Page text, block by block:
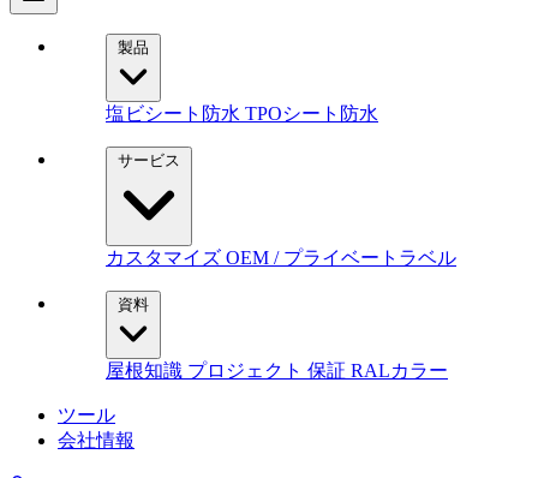
製品
塩ビシート防水 TPOシート防水
サービス
カスタマイズ OEM / プライベートラベル
資料
屋根知識 プロジェクト 保証 RALカラー
ツール
会社情報